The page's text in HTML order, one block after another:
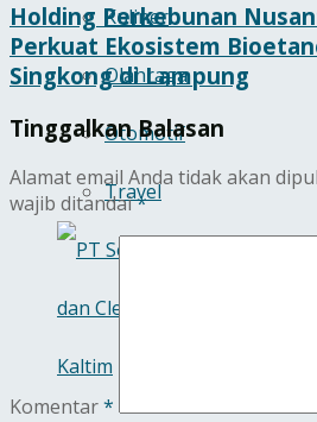
Kuliner
Olahraga
Otomotif
Travel
Holding Perkebunan
Perkuat Ekosistem
Singkong di Lampung
Tinggalkan Balasan
Alamat email Anda tidak akan
wajib ditandai*
Komentar*